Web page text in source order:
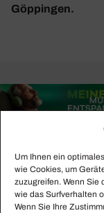
Um Ihnen ein
wie Cookies, um
zuzugreifen. Wenn Sie
wie das Surfverhalten
Wenn Sie Ihre
Göppingen.